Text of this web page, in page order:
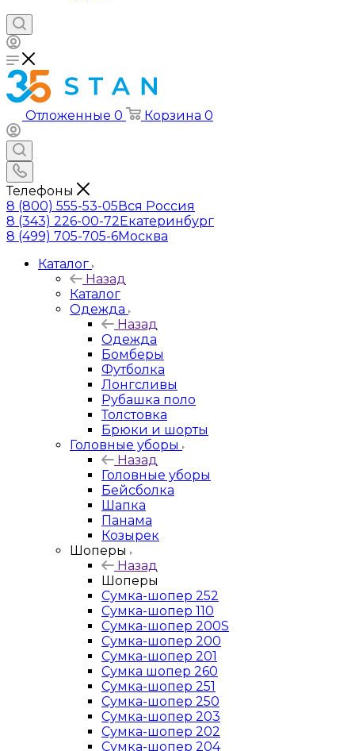
Отложенные 0 Корзина 0
Телефоны
8 (800) 555-53-05Вся Россия
8 (343) 226-00-72Екатеринбург
8 (499) 705-705-6Москва
Каталог
Назад
Каталог
Одежда
Назад
Одежда
Бомберы
Футболка
Лонгсливы
Рубашка поло
Толстовка
Брюки и шорты
Головные уборы
Назад
Головные уборы
Бейсболка
Шапка
Панама
Козырек
Шоперы
Назад
Шоперы
Сумка-шопер 252
Сумка-шопер 110
Сумка-шопер 200S
Сумка-шопер 200
Сумка-шопер 201
Сумка шопер 260
Сумка-шопер 251
Сумка-шопер 250
Сумка-шопер 203
Сумка-шопер 202
Сумка-шопер 204